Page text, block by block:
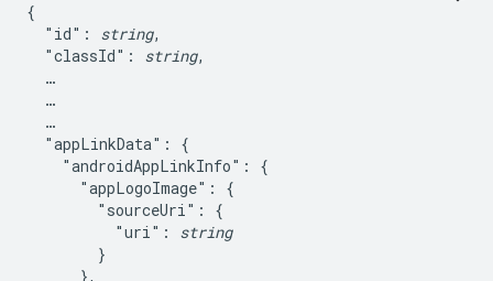
{
  "id":
string,
  "classId":
string,
  …
  …
  …
  "appLinkData": {
    "androidAppLinkInfo": {
      "appLogoImage": {
        "sourceUri": {
          "uri":
string
        }
      },